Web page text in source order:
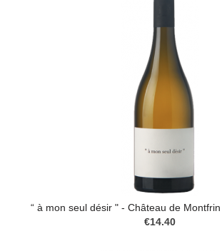
“ à mon seul désir " - Château de
€14.40